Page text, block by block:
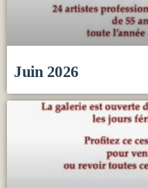
Juin 2026